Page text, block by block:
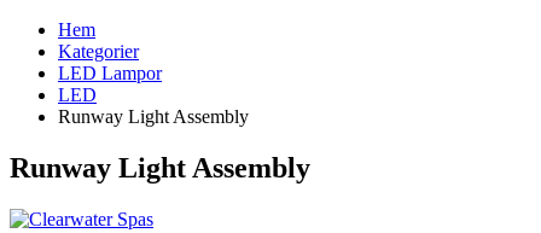
Hem
Kategorier
LED Lampor
LED
Runway Light Assembly
Runway Light Assembly